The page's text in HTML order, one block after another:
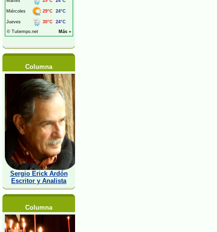
Columna
Sergio Erick Ardón
Escritor y Analista
Columna